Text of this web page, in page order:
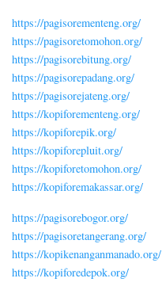
https://pagisorementeng.org/
https://pagisoretomohon.org/
https://pagisorebitung.org/
https://pagisorepadang.org/
https://pagisorejateng.org/
https://kopiforementeng.org/
https://kopiforepik.org/
https://kopiforepluit.org/
https://kopiforetomohon.org/
https://kopiforemakassar.org/
https://pagisorebogor.org/
https://pagisoretangerang.org/
https://kopikenanganmanado.org/
https://kopiforedepok.org/